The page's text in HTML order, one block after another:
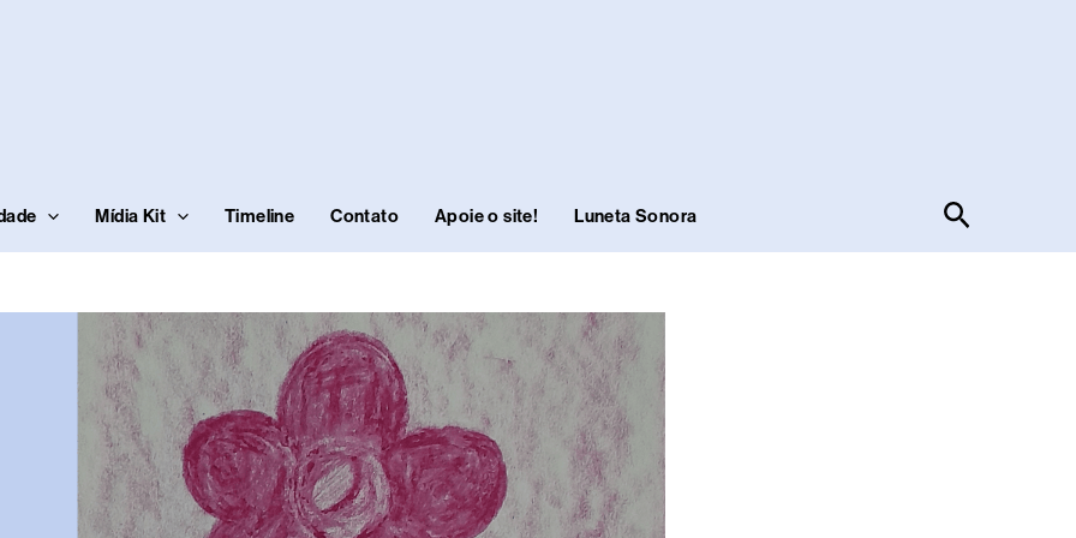
Mídia Kit Timeline Contato Apoie o site! Luneta Sonora Pesquisar